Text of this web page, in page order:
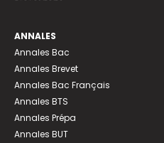
ANNALES
Annales Bac
Annales Brevet
Annales Bac Français
Annales BTS
Annales Prépa
Annales BUT